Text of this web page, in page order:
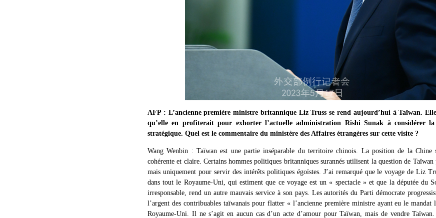
AFP : L’ancienne première ministre britannique Liz Truss se rend aujourd’hui à Taïwan.
qu’elle en profiterait pour exhorter l’actuelle administration Rishi Sunak à considérer la
stratégique. Quel est le commentaire du ministère des Affaires étrangères sur cette visite ?
Wang Wenbin : Taïwan est une partie inséparable du territoire chinois. La position de la Chine
cohérente et claire. Certains hommes politiques britanniques surannés utilisent la question de
mais uniquement pour servir des intérêts politiques égoïstes. J’ai remarqué que le voyage de Liz
dans tout le Royaume-Uni, qui estiment que ce voyage est un « spectacle » et que la députée du
irresponsable, rend un autre mauvais service à son pays. Les autorités du Parti démocrate
l’argent des contribuables taïwanais pour flatter « l’ancienne première ministre ayant eu le
Royaume-Uni. Il ne s’agit en aucun cas d’un acte d’amour pour Taïwan, mais de vendre